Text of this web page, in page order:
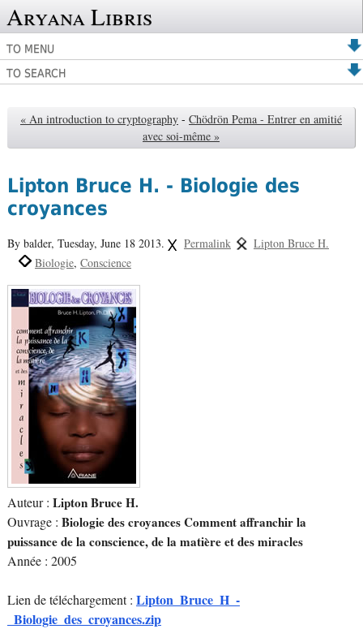
Aryana Libris
TO MENU
TO SEARCH
« An introduction to cryptography - Chödrön Pema - Entrer en amitié
avec soi-même »
Lipton Bruce H. - Biologie des
croyances
By balder, Tuesday, June 18 2013. Permalink
Lipton Bruce H.
Biologie Conscience
Auteur : Lipton Bruce H.
Ouvrage : Biologie des croyances Comment affranchir la
puissance de la conscience, de la matière et des miracles
Année : 2005
Lien de téléchargement : Lipton_Bruce_H_-
_Biologie_des_croyances.zip